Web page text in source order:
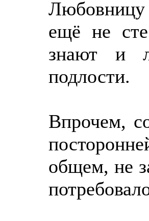
Любовницу
ещё не
знают и
подлости.
Впрочем,
общем, не